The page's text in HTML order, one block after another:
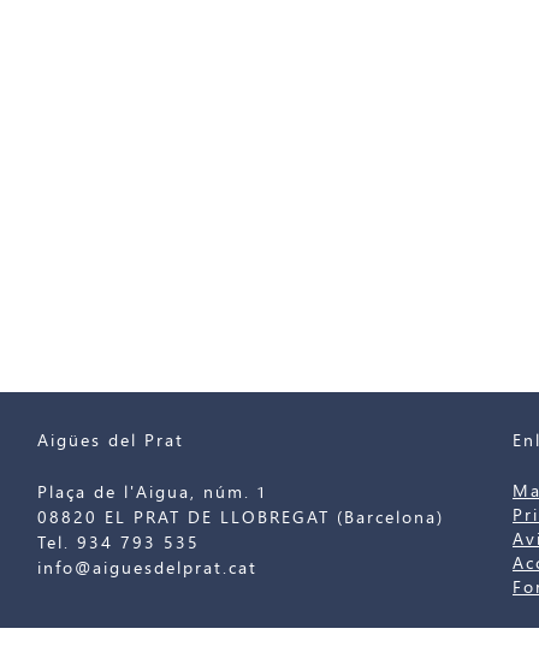
Aigües del Prat
Plaça de l'Aigua, núm. 1
08820 EL PRAT DE LLOBREGAT (Barcelona)
Tel. 934 793 535
info@aiguesdelprat.cat